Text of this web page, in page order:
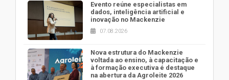
Evento reúne especialistas em
dados, inteligência artificial e
inovação no Mackenzie
07.08.2026
Nova estrutura do Mackenzie
voltada ao ensino, à capacitação e
à formação executiva é destaque
na abertura da Agroleite 2026